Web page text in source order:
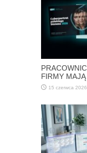
FIRMY
15 czerwca 2026